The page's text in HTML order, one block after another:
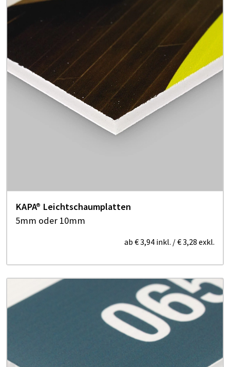
KAPA® Leichtschaumplatten
5mm oder 10mm
ab € 3,94 inkl. /€ 3,28 exkl.